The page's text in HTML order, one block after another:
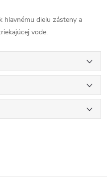
dielu zásteny a
vode.